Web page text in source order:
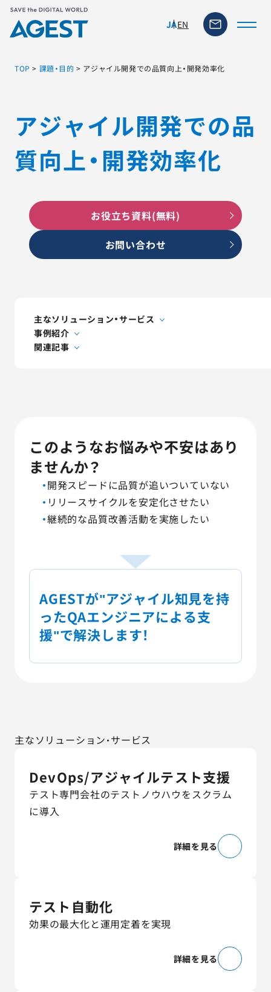
JAEN
ソリューション・サービス
脆弱性リスク管理ツール
TFACT (AIテストツール)
ニュース
事例紹介
サービス詳細資料 見積・お問い合わせ
サービスお問い合わせ専用番号
03-6865-4864
（平日9:30〜18:00）
TOP > 課題・目的 > アジャイル開発での品質向上・開発効率化
アジャイル開発での品
質向上・開発効率化
お役立ち資料(無料)
お問い合わせ
主なソリューション・サービス
事例紹介
関連記事
このようなお悩みや不安はあり
ませんか？
開発スピードに品質が追いついていない
リリースサイクルを安定化させたい
継続的な品質改善活動を実施したい
AGESTが"アジャイル知見を持
ったQAエンジニアによる支
援"で解決します！
主なソリューション・サービス
DevOps/アジャイルテスト支援
テスト専門会社のテストノウハウをスクラム
に導入
詳細を見る
テスト自動化
効果の最大化と運用定着を実現
詳細を見る